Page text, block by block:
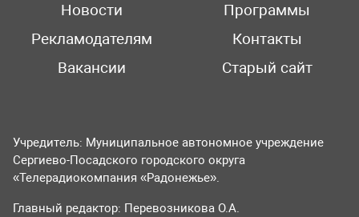
Новости
Программы
Рекламодателям
Контакты
Вакансии
Старый сайт
Учредитель: Муниципальное автономное учреждение
Сергиево-Посадского городского округа
«Телерадиокомпания «Радонежье».
Главный редактор: Перевозникова О.А.